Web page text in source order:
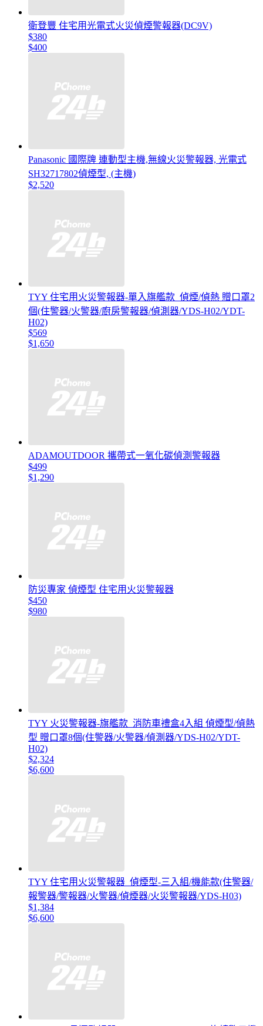
衛登豐 住宅用光電式火災偵煙警報器(DC9V)
$380
$400
Panasonic 國際牌 連動型主機,無線火災警報器, 光電式
SH32717802偵煙型, (主機)
$2,520
TYY 住宅用火災警報器-單入旗艦款_偵煙/偵熱 贈口罩2
個(住警器/火警器/廚房警報器/偵測器/YDS-H02/YDT-
H02)
$569
$1,650
ADAMOUTDOOR 攜帶式一氧化碳偵測警報器
$499
$1,290
防災專家 偵煙型 住宅用火災警報器
$450
$980
TYY 火災警報器-旗艦款_消防車禮盒4入組 偵煙型/偵熱
型 贈口罩8個(住警器/火警器/偵測器/YDS-H02/YDT-
H02)
$2,324
$6,600
TYY 住宅用火災警報器_偵煙型-三入組/機能款(住警器/
報警器/警報器/火警器/偵煙器/火災警報器/YDS-H03)
$1,384
$6,600